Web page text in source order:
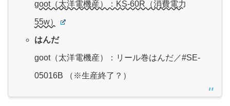
goot（太洋電機産）：KS-60R（消費電力
55w）
はんだ
goot（太洋電機産）：リール巻はんだ／#SE-
05016B （※生産終了？）